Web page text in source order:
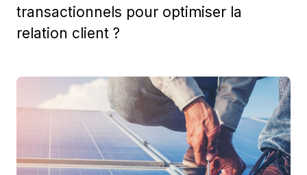
transactionnels pour optimiser la
relation client ?